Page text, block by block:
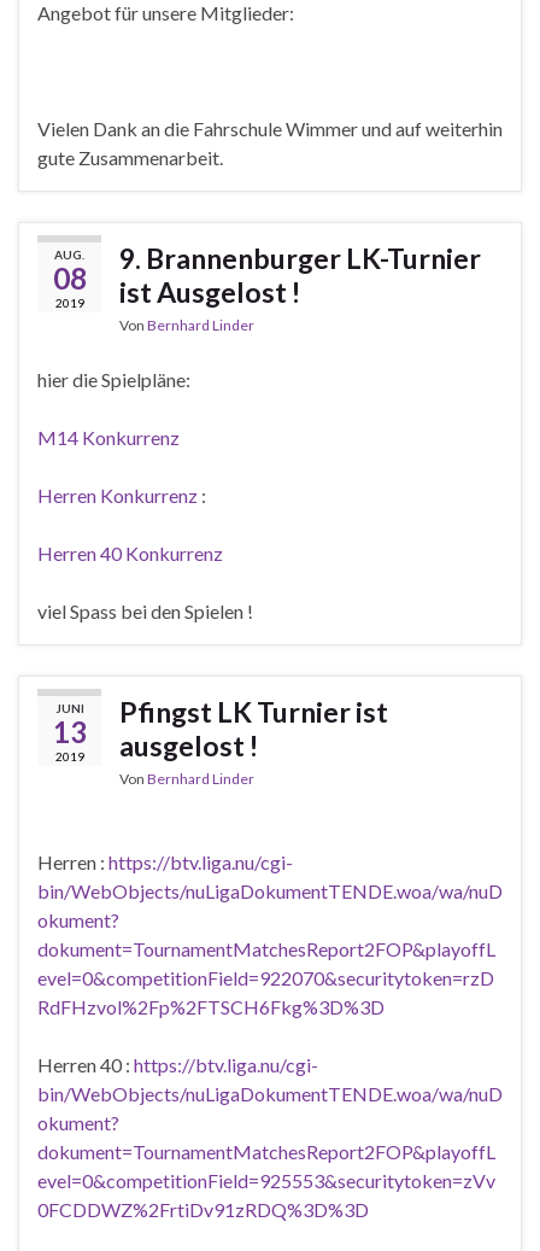
Angebot für unsere Mitglieder:
Vielen Dank an die Fahrschule Wimmer und auf weiterhin
gute Zusammenarbeit.
AUG.
08
2019
9. Brannenburger LK-Turnier
ist Ausgelost !
Von Bernhard Linder
hier die Spielpläne:
M14 Konkurrenz
Herren Konkurrenz :
Herren 40 Konkurrenz
viel Spass bei den Spielen !
JUNI
13
2019
Pfingst LK Turnier ist
ausgelost !
Von Bernhard Linder
Herren : https://btv.liga.nu/cgi-
bin/WebObjects/nuLigaDokumentTENDE.woa/wa/nuD
okument?
dokument=TournamentMatchesReport2FOP&playoffL
evel=0&competitionField=922070&securitytoken=rzD
RdFHzvol%2Fp%2FTSCH6Fkg%3D%3D
Herren 40 : https://btv.liga.nu/cgi-
bin/WebObjects/nuLigaDokumentTENDE.woa/wa/nuD
okument?
dokument=TournamentMatchesReport2FOP&playoffL
evel=0&competitionField=925553&securitytoken=zVv
0FCDDWZ%2FrtiDv91zRDQ%3D%3D